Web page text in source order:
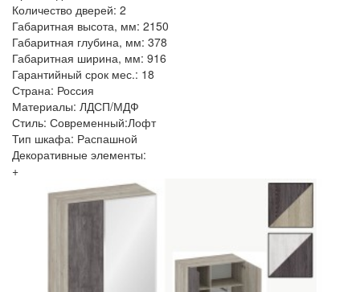
Количество дверей: 2
Габаритная высота, мм: 2150
Габаритная глубина, мм: 378
Габаритная ширина, мм: 916
Гарантийный срок мес.: 18
Страна: Россия
Материалы: ЛДСП/МДФ
Стиль: Современный:Лофт
Тип шкафа: Распашной
Декоративные элементы:
+